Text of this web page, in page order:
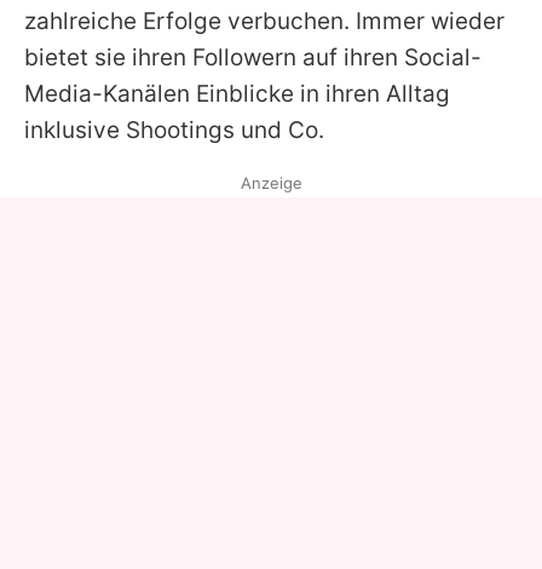
zahlreiche Erfolge verbuchen. Immer wieder
bietet sie ihren Followern auf ihren Social-
Media-Kanälen Einblicke in ihren Alltag
inklusive Shootings und Co.
Anzeige